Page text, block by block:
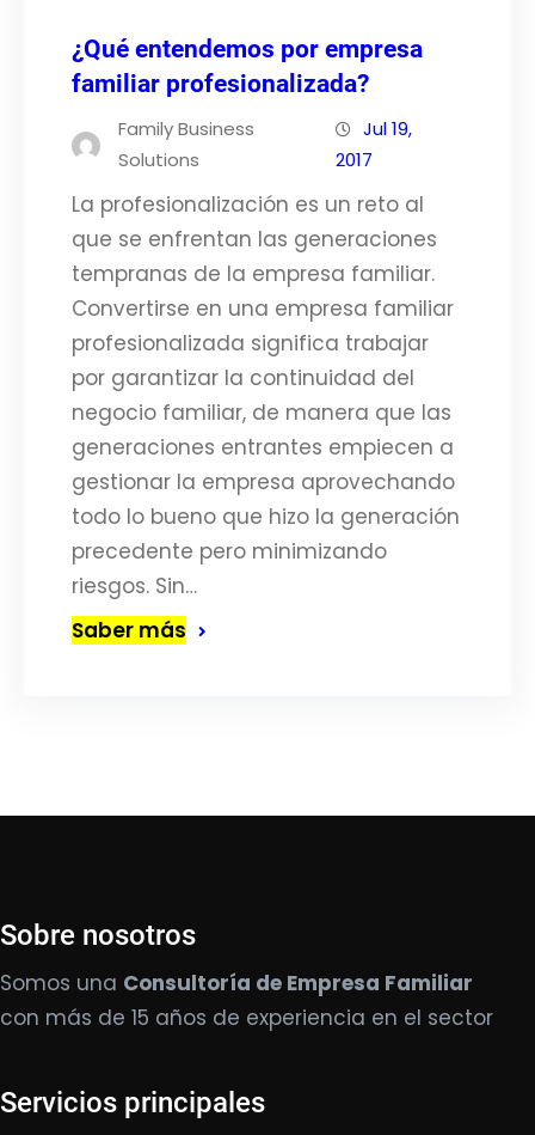
¿Qué entendemos por empresa
familiar profesionalizada?
Family Business
Solutions
Jul 19,
2017
La profesionalización es un reto al
que se enfrentan las generaciones
tempranas de la empresa familiar.
Convertirse en una empresa familiar
profesionalizada significa trabajar
por garantizar la continuidad del
negocio familiar, de manera que las
generaciones entrantes empiecen a
gestionar la empresa aprovechando
todo lo bueno que hizo la generación
precedente pero minimizando
riesgos. Sin…
Saber más
Sobre nosotros
Somos una Consultoría de Empresa Familiar
con más de 15 años de experiencia en el sector
Servicios principales